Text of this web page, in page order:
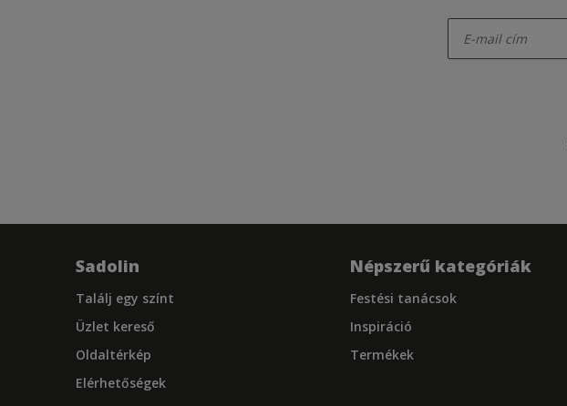
Sadolin
Találj egy színt
Üzlet kereső
Oldaltérkép
Elérhetőségek
Népszerű kategóriák
Festési tanácsok
Inspiráció
Termékek